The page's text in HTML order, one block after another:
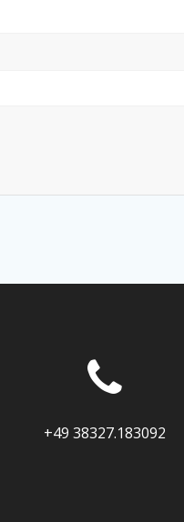
+49 38327.183092